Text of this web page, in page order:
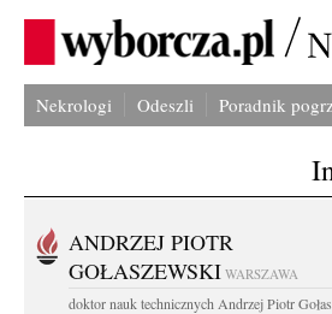
Nekrologi Odeszli Poradnik
ANDRZEJ PIOTR
GOŁASZEWSKI WARSZAWA
doktor nauk technicznych Andrzej Piotr